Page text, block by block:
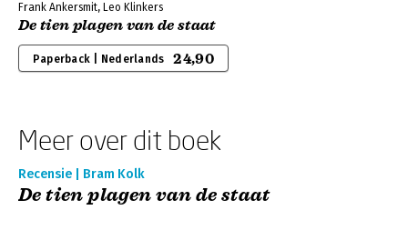
Frank Ankersmit, Leo Klinkers
De tien plagen van de staat
Paperback | Nederlands 24,90
Meer over dit boek
Recensie | Bram Kolk
De tien plagen van de staat